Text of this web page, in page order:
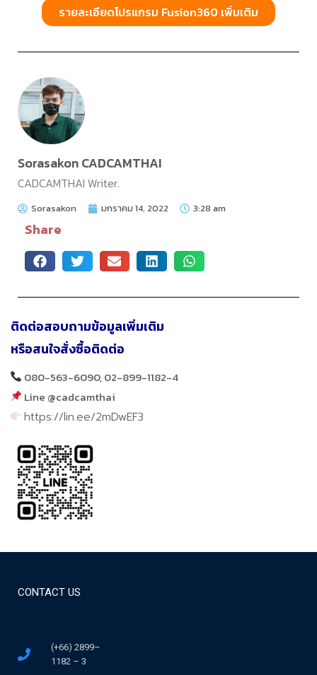
รายละเอียดโปรแกรม Fusion360 เพิ่มเติม
Sorasakon CADCAMTHAI
CADCAMTHAI Writer.
Sorasakon มกราคม 14, 2022 3:28 am
Share
ติดต่อสอบถามข้อมูลเพิ่มเติม
หรือสนใจสั่งซื้อติดต่อ
080-563-6090, 02-899-1182-4
Line @cadcamthai
https://lin.ee/2mDwEF3
CONTACT US
(+66) 2899–
1182 – 3